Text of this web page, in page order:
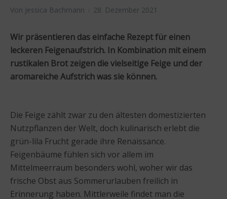
Von Jessica Bachmann 28. Dezember 2021
Wir präsentieren das einfache Rezept für einen
leckeren Feigenaufstrich. In Kombination mit einem
rustikalen Brot zeigen die vielseitige Feige und der
aromareiche Aufstrich was sie können.
Die Feige zählt zwar zu den ältesten domestizierten
Nutzpflanzen der Welt, doch kulinarisch erlebt die
grün-lila Frucht gerade ihre Renaissance.
Feigenbäume fühlen sich vor allem im
Mittelmeerraum besonders wohl, woher wir das
frische Obst aus Sommerurlauben freilich in
Erinnerung haben. Mittlerweile findet man die